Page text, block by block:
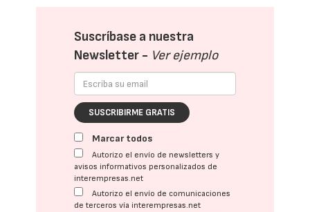
Suscríbase a nuestra
Newsletter - Ver ejemplo
SUSCRIBIRME GRATIS
Marcar todos
Autorizo el envío de newsletters y
avisos informativos personalizados de
interempresas.net
Autorizo el envío de comunicaciones
de terceros vía interempresas.net